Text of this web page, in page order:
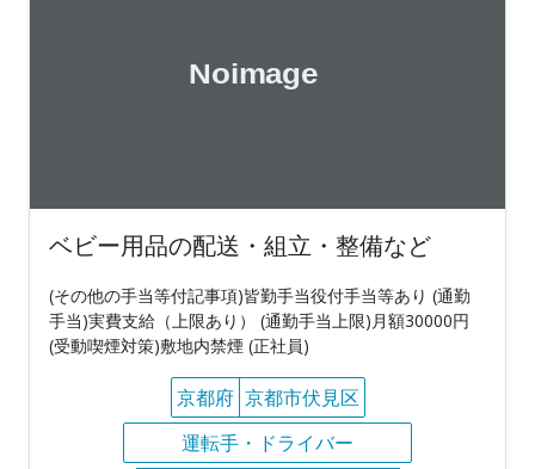
ベビー用品の配送・組立・整備など
(その他の手当等付記事項)皆勤手当役付手当等あり (通勤
手当)実費支給（上限あり） (通勤手当上限)月額30000円
(受動喫煙対策)敷地内禁煙 (正社員)
京都府 京都市伏見区
運転手・ドライバー